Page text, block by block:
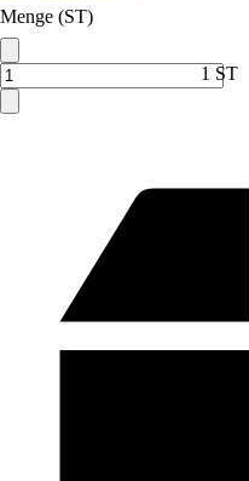
Menge (ST)
1 ST